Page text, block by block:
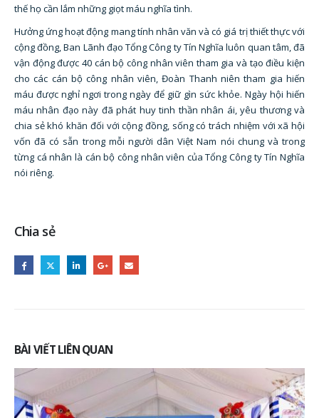
thế họ cần lắm những giọt máu nghĩa tình.
Hưởng ứng hoạt động mang tính nhân văn và có giá trị thiết thực với
cộng đồng, Ban Lãnh đạo Tổng Công ty Tín Nghĩa luôn quan tâm, đã
vận động được 40 cán bộ công nhân viên tham gia và tạo điều kiện
cho các cán bộ công nhân viên, Đoàn Thanh niên tham gia hiến
máu được nghỉ ngơi trong ngày để giữ gìn sức khỏe. Ngày hội hiến
máu nhân đạo này đã phát huy tinh thần nhân ái, yêu thương và
chia sẻ khó khăn đối với cộng đồng, sống có trách nhiệm với xã hội
vốn đã có sẵn trong mỗi người dân Việt Nam nói chung và trong
từng cá nhân là cán bộ công nhân viên của Tổng Công ty Tín Nghĩa
nói riêng.
Chia sẻ
BÀI VIẾT LIÊN QUAN